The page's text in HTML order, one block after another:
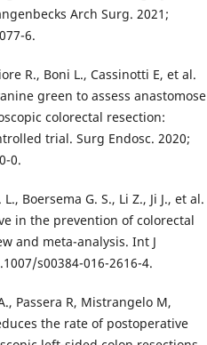
Arch Surg. 2021;
6.
R., Boni L., Cassinotti E, et al.
green to assess anastomose
colorectal resection:
trial. Surg Endosc. 2020;
0.
Boersema G. S., Li Z., Ji J., et al.
in the prevention of colorectal
and meta-analysis. Int J
s00384-016-2616-4.
Passera R, Mistrangelo M,
the rate of postoperative